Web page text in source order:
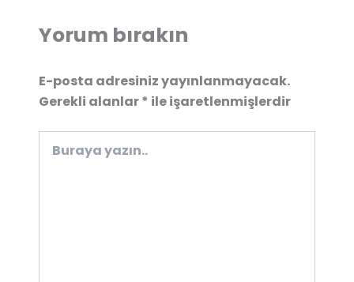
Yorum bırakın
E-posta adresiniz yayınlanmayacak.
Gerekli alanlar* ile işaretlenmişlerdir
yazın..